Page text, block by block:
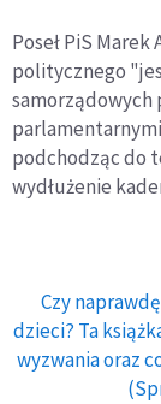
Poseł PiS
politycznego
samorządowych
podchodząc do
wydłużenie
Czy
dzieci? Ta
wyzwania oraz